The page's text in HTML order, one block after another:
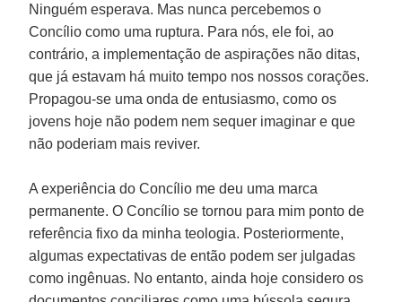
Ninguém esperava. Mas nunca percebemos o
Concílio como uma ruptura. Para nós, ele foi, ao
contrário, a implementação de aspirações não ditas,
que já estavam há muito tempo nos nossos corações.
Propagou-se uma onda de entusiasmo, como os
jovens hoje não podem nem sequer imaginar e que
não poderiam mais reviver.
A experiência do Concílio me deu uma marca
permanente. O Concílio se tornou para mim ponto de
referência fixo da minha teologia. Posteriormente,
algumas expectativas de então podem ser julgadas
como ingênuas. No entanto, ainda hoje considero os